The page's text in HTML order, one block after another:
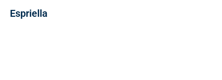
Espriella